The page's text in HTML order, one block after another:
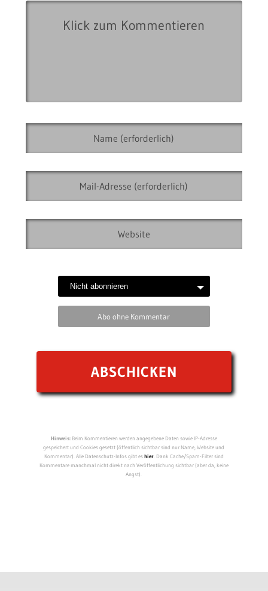
Abo ohne Kommentar
Hinweis:Beim Kommentieren werden angegebene Daten sowie IP-Adresse
gespeichert und Cookies gesetzt (öffentlich sichtbar sind nur Name, Website und
Kommentar). Alle Datenschutz-Infos gibt eshier. Dank Cache/Spam-Filter sind
Kommentare manchmal nicht direkt nach Veröffentlichung sichtbar (aber da, keine
Angst).